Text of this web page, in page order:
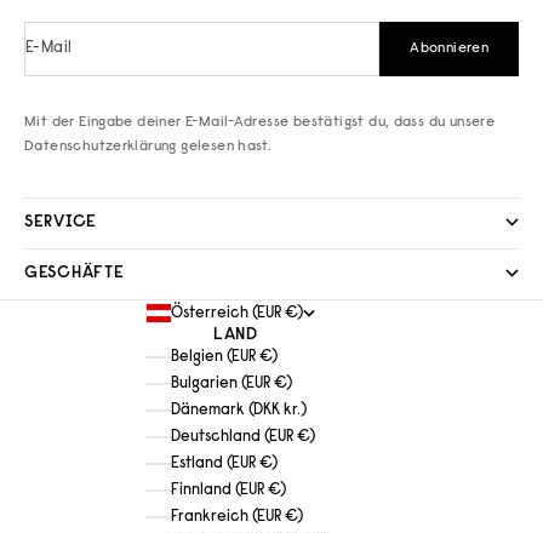
E-Mail Abonnieren
Mit der Eingabe deiner E-Mail-Adresse bestätigst du, dass du unsere
Datenschutzerklärung gelesen hast.
SERVICE
GESCHÄFTE
Österreich (EUR €)
LAND
Belgien (EUR €)
Bulgarien (EUR €)
Dänemark (DKK kr.)
Deutschland (EUR €)
Estland (EUR €)
Finnland (EUR €)
Frankreich (EUR €)